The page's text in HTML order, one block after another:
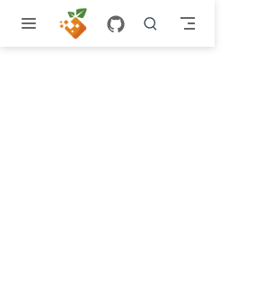
跳至主要內容